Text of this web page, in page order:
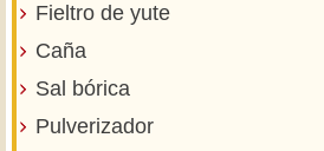
Fieltro de yute
Caña
Sal bórica
Pulverizador